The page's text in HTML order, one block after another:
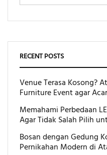
RECENT POSTS
Venue Terasa Kosong?
Furniture Event agar
Memahami Perbedaan
Agar Tidak Salah Pilih
Bosan dengan Gedung
Pernikahan Modern di